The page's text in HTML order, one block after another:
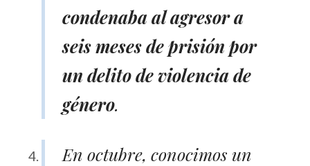
condenaba al agresor a
seis meses de prisión por
un delito de violencia de
género.
En octubre, conocimos un